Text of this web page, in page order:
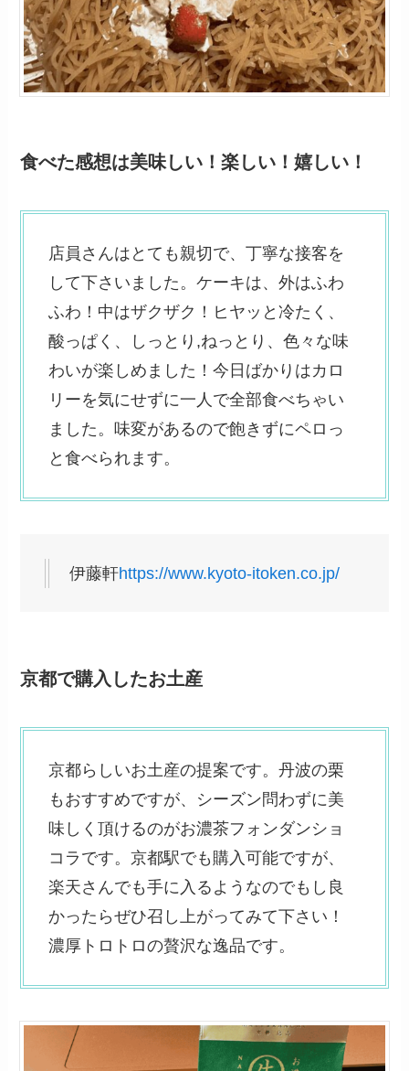
食べた感想は美味しい！楽しい！嬉しい！
店員さんはとても親切で、丁寧な接客を
して下さいました。ケーキは、外はふわ
ふわ！中はザクザク！ヒヤッと冷たく、
酸っぱく、しっとり,ねっとり、色々な味
わいが楽しめました！今日ばかりはカロ
リーを気にせずに一人で全部食べちゃい
ました。味変があるので飽きずにペロっ
と食べられます。
伊藤軒https://www.kyoto-itoken.co.jp/
京都で購入したお土産
京都らしいお土産の提案です。丹波の栗
もおすすめですが、シーズン問わずに美
味しく頂けるのがお濃茶フォンダンショ
コラです。京都駅でも購入可能ですが、
楽天さんでも手に入るようなのでもし良
かったらぜひ召し上がってみて下さい！
濃厚トロトロの贅沢な逸品です。